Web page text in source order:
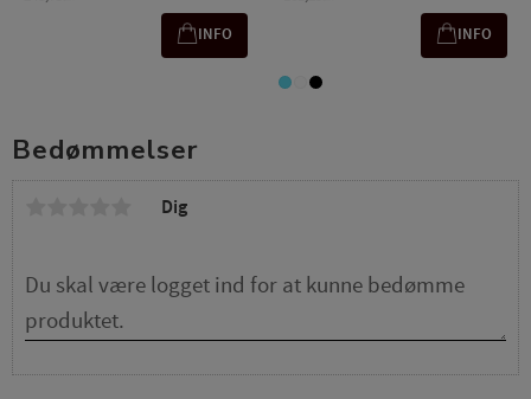
Bedømmelser
Dig
INFO INFO